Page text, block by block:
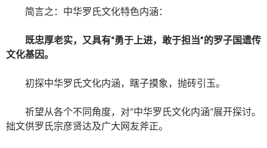
简言之：中华罗氏文化特色内涵：
既忠厚老实，又具有“勇于上进，敢于担当”的罗子国遗传
文化基因。
初探中华罗氏文化内涵，瞎子摸象，抛砖引玉。
祈望从各个不同角度，对“中华罗氏文化内涵”展开探讨。
拙文供罗氏宗彦贤达及广大网友斧正。